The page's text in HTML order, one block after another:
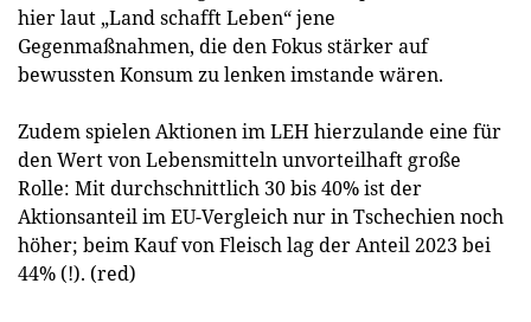
hier laut „Land schafft Leben“ jene
Gegenmaßnahmen, die den Fokus stärker auf
bewussten Konsum zu lenken imstande wären.
Zudem spielen Aktionen im LEH hierzulande eine für
den Wert von Lebensmitteln unvorteilhaft große
Rolle: Mit durchschnittlich 30 bis 40% ist der
Aktionsanteil im EU-Vergleich nur in Tschechien noch
höher; beim Kauf von Fleisch lag der Anteil 2023 bei
44% (!). (red)